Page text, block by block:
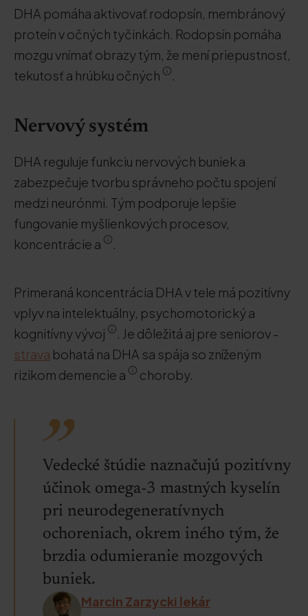
DHA pomáha aktivovať rodopsín, membránový
proteín v očných tyčinkách. Rodopsín pomáha
mozgu vnímať obrazy tým, že mení priepustnosť,
tekutosť a hrúbku očných
.
Nervový systém
DHA reguluje funkciu nervových buniek a
zabezpečuje tvorbu správneho počtu spojení
medzi neurónmi. Tým podporuje lepšie
fungovanie myšlienkových procesov,
koncentrácie a
.
Primeraná koncentrácia DHA v tele má pozitívny
vplyv na intelektuálny, psychomotorický a
kognitívny vývoj
. Je dôležitá aj pre seniorov -
strava bohatá na DHA sa spája so zníženým
rizikom demencie a
choroby.
Vedecké štúdie naznačujú pozitívny
účinok omega-3 mastných kyselín
pri neurodegeneratívnych
ochoreniach, okrem iného tým, že
brzdia odumieranie mozgových
buniek.
Marcin Zarzycki lekár